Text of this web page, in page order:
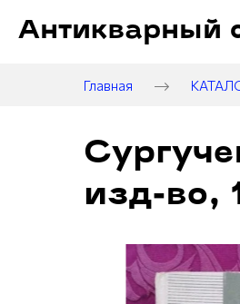
Антикварный
Главная
изд-во,